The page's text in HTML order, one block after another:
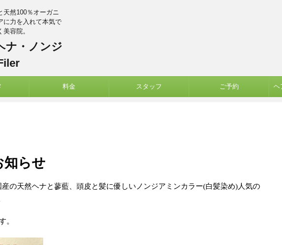
天然100％オーガニ
に力を入れて本気で
容院。
ナ・ノンジ
料金 スタッフ ご予約 ヘ
知らせ
の天然ヘナと蓼藍、頭皮と髪に優しいノンジアミンカラー(白髪染め)人気の
。